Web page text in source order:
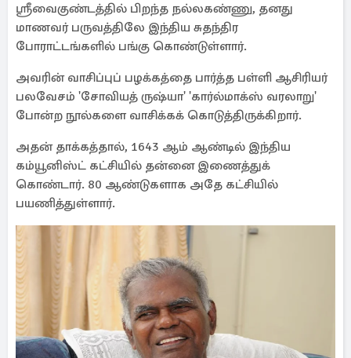
ஸ்ரீவைகுண்டத்தில் பிறந்த நல்லகண்ணு, தனது
மாணவர் பருவத்திலே இந்திய சுதந்திர
போராட்டங்களில் பங்கு கொண்டுள்ளார்.
அவரின் வாசிப்புப் பழக்கத்தை பார்த்த பள்ளி ஆசிரியர்
பலவேசம் 'சோவியத் ருஷ்யா' 'கார்ல்மாக்ஸ் வரலாறு'
போன்ற நூல்களை வாசிக்கக் கொடுத்திருக்கிறார்.
அதன் தாக்கத்தால், 1643 ஆம் ஆண்டில் இந்திய
கம்யூனிஸ்ட் கட்சியில் தன்னை இணைத்துக்
கொண்டார். 80 ஆண்டுகளாக அதே கட்சியில்
பயணித்துள்ளார்.